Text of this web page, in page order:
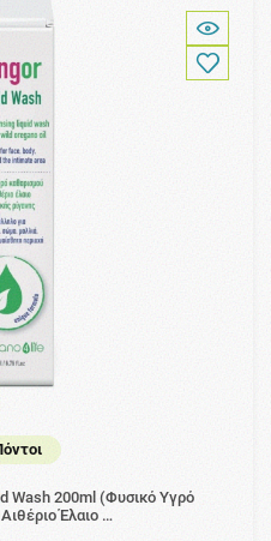
Wash 200ml (Φυσικό Υγρό
Έλαιο …